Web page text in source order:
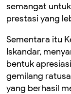
semangat
prestasi yang
Sementara itu
Iskandar,
bentuk
gemilang
yang berhasil